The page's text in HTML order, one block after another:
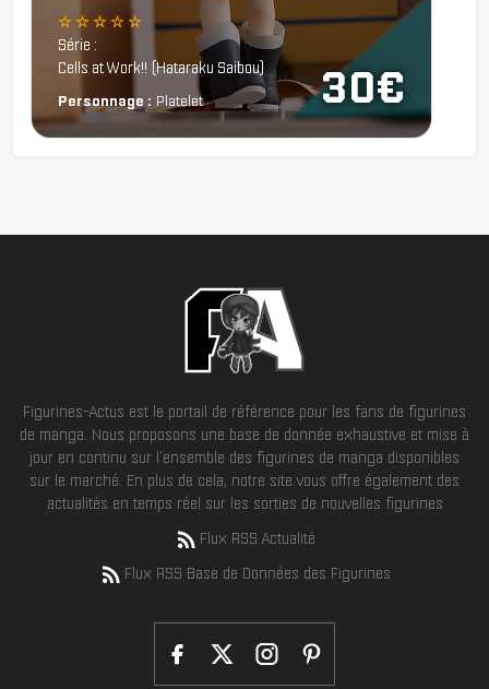
30€
☆ ☆ ☆ ☆ ☆
Série :
Cells at Work!! (Hataraku Saibou)
Personnage : Platelet
Figurines-Actus est le portail de référence pour les fans de figurines
de manga. Nous proposons une base de donnée exhaustive et mise à
jour en continu sur l'ensemble des figurines de manga disponibles
sur le marché. En plus de cela, notre site vous offre également des
actualités en temps réel sur les sorties de nouvelles figurines
Flux RSS Actualité
Flux RSS Base de Données des Figurines